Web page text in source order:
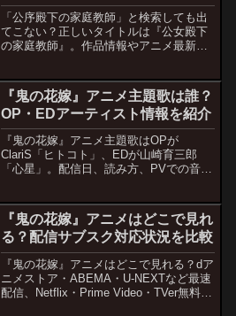
「公序殿下の家庭教師」と検索しても出
てこない？正しいタイトルは『公女殿下
の家庭教師』。作品情報やアニメ最新情
『鬼の花嫁』アニメ主題歌は誰？
OP・EDアーティスト情報を紹介
『鬼の花嫁』アニメ主題歌はOPが
ClariS「ヒトコト」、EDが山崎育三郎
「心星」。配信日、読み方、PVでの音源
『鬼の花嫁』アニメはどこで見れ
る？配信サブスク対応状況を比較
『鬼の花嫁』アニメはどこで見れる？dア
ニメストア・ABEMA・U-NEXTなど最速
配信、Netflix・Prime Video・TVer無料配